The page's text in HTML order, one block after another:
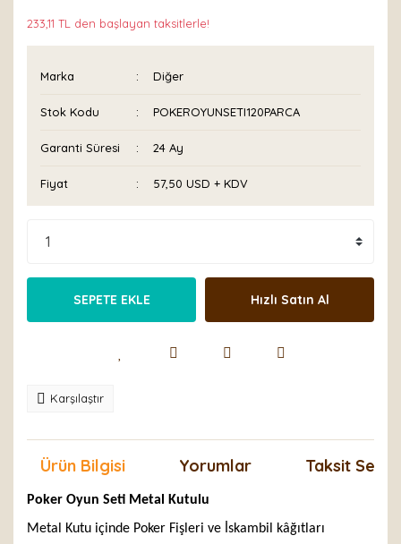
233,11 TL den başlayan taksitlerle!
Marka Diğer
Stok Kodu POKEROYUNSETI120PARCA
Garanti Süresi 24 Ay
Fiyat 57,50 USD + KDV
SEPETE EKLE Hızlı Satın Al
Karşılaştır
Ürün Bilgisi Yorumlar Taksit
Poker Oyun Seti Metal Kutulu
Metal Kutu içinde Poker Fişleri ve İskambil kâğıtları